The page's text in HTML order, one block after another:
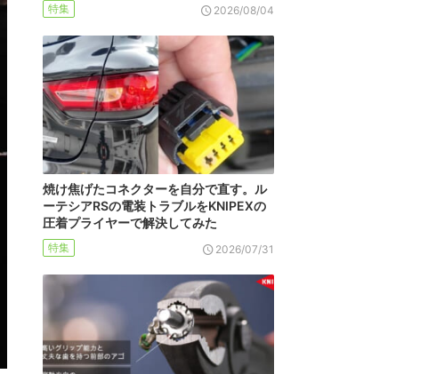
特集 2026/08/04
焼け焦げたコネクターを自分で直す。ル
ーテシアRSの電装トラブルをKNIPEXの
圧着プライヤーで解決してみた
特集 2026/07/31